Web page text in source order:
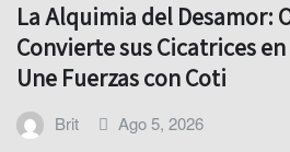
La Alquimia del Desamor:
Convierte sus Cicatrices en
Une Fuerzas con Coti
Brit Ago 5, 2026